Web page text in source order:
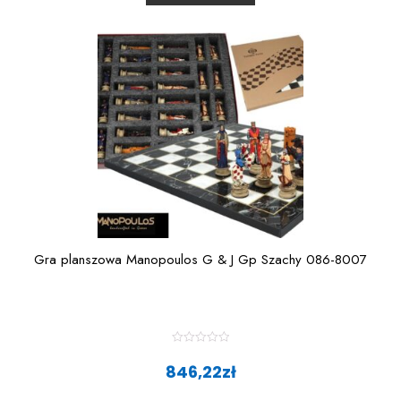
t
5
Gra planszowa Manopoulos G & J Gp Szachy 086-8007
a
t
846,22zł